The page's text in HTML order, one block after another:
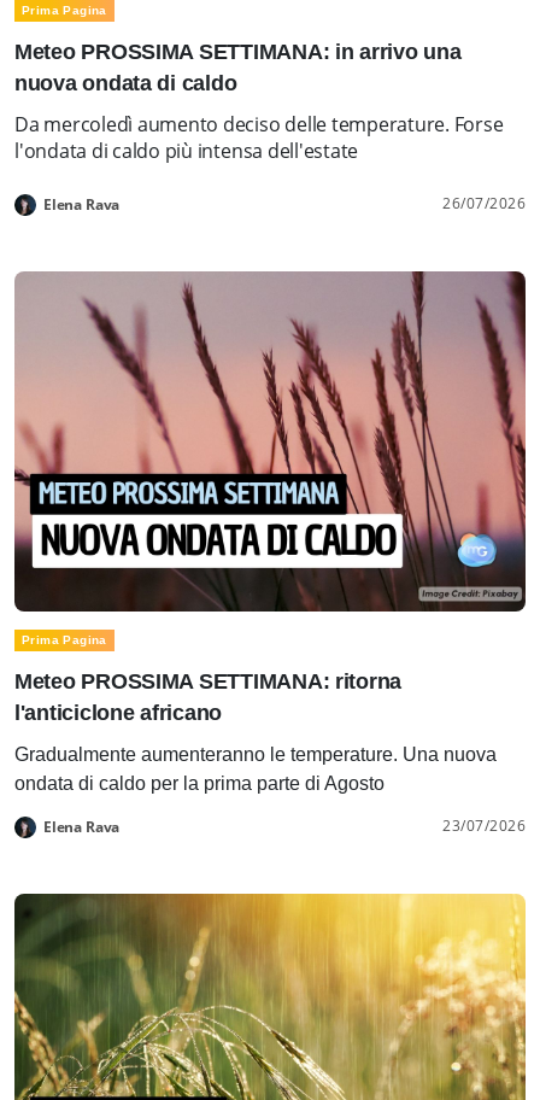
Prima Pagina
Meteo PROSSIMA SETTIMANA: in arrivo una
nuova ondata di caldo
Da mercoledì aumento deciso delle temperature. Forse
l'ondata di caldo più intensa dell'estate
Elena Rava 26/07/2026
Prima Pagina
Meteo PROSSIMA SETTIMANA: ritorna
l'anticiclone africano
Gradualmente aumenteranno le temperature. Una nuova
ondata di caldo per la prima parte di Agosto
Elena Rava 23/07/2026